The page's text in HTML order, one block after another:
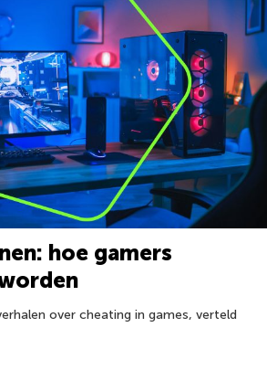
hoe gamers
over cheating in games, verteld